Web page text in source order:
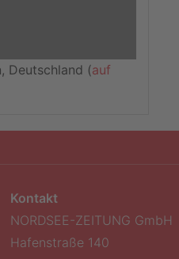
Deutschland (auf
Kontakt
NORDSEE-ZEITUNG GmbH
Hafenstraße 140